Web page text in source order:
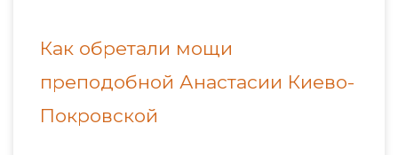
Как обретали мощи
преподобной Анастасии Киево-
Покровской